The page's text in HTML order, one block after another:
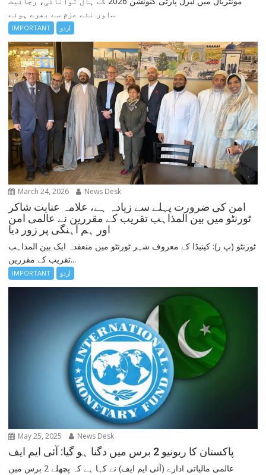
اور نئے عزم سے بھرے ہوئے...
IMPORTANT اردو
March 24, 2026 News Desk
امن کی ضرورت پہلے سے زیادہ ہے، علامہ عنایت شاکر
ٹورنٹو میں بین المذاہب تقریب کے مقررین نے عالمی امن
اور ہم آہنگی پر زور دیا
ٹورنٹو (پ ر): کینیڈا کے معروف شہر ٹورنٹو میں منعقدہ ایک بین المذاہب
تقریب کے مقررین...
IMPORTANT اردو
May 25, 2025 News Desk
پاکستان کا ریونیو 2 برس میں دگنا ہو گیا: آئی ایم ایف
عالمی مالیاتی ادارے (آئی ایم ایف) نے کہا ہے کہ پچھلے 2 برس میں